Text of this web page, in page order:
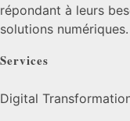
répondant à leurs
solutions numériques.
Services
Digital